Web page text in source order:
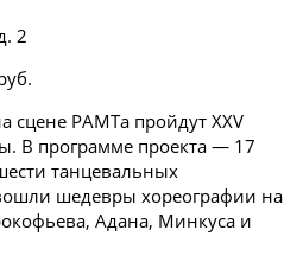
2
сцене РАМТа пройдут XXV
В программе проекта — 17
танцевальных
шедевры хореографии на
Адана, Минкуса и